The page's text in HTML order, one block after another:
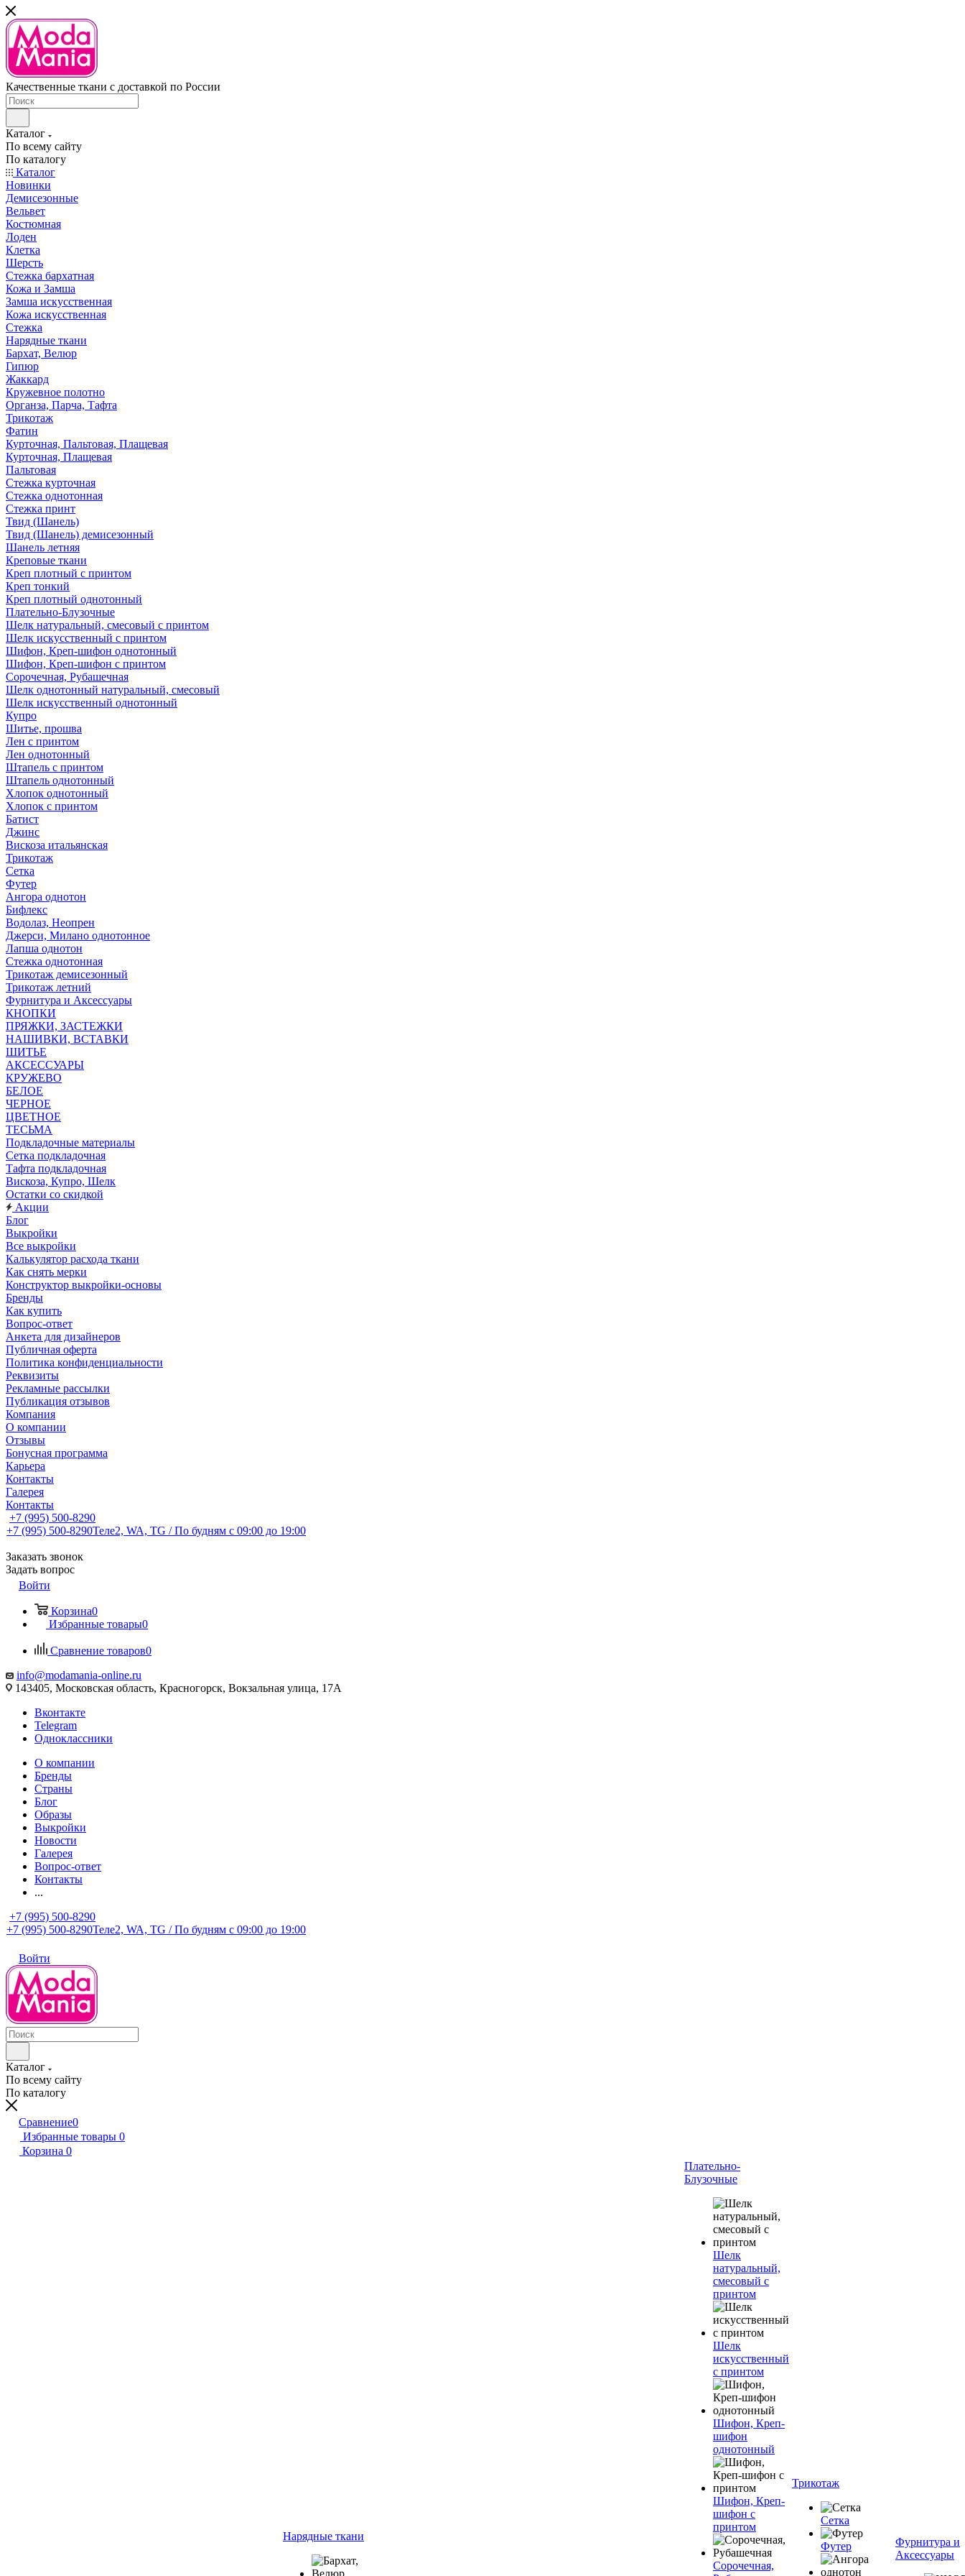
Качественные ткани с доставкой по России
Каталог
По всему сайту
По каталогу
Каталог
Новинки
Демисезонные
Вельвет
Костюмная
Лоден
Клетка
Шерсть
Стежка бархатная
Кожа и Замша
Замша искусственная
Кожа искусственная
Стежка
Нарядные ткани
Бархат, Велюр
Гипюр
Жаккард
Кружевное полотно
Органза, Парча, Тафта
Трикотаж
Фатин
Курточная, Пальтовая, Плащевая
Курточная, Плащевая
Пальтовая
Стежка курточная
Стежка однотонная
Стежка принт
Твид (Шанель)
Твид (Шанель) демисезонный
Шанель летняя
Креповые ткани
Креп плотный с принтом
Креп тонкий
Креп плотный однотонный
Плательно-Блузочные
Шелк натуральный, смесовый с принтом
Шелк искусственный с принтом
Шифон, Креп-шифон однотонный
Шифон, Креп-шифон с принтом
Сорочечная, Рубашечная
Шелк однотонный натуральный, смесовый
Шелк искусственный однотонный
Купро
Шитье, прошва
Лен с принтом
Лен однотонный
Штапель с принтом
Штапель однотонный
Хлопок однотонный
Хлопок с принтом
Батист
Джинс
Вискоза итальянская
Трикотаж
Сетка
Футер
Ангора однотон
Бифлекс
Водолаз, Неопрен
Джерси, Милано однотонное
Лапша однотон
Стежка однотонная
Трикотаж демисезонный
Трикотаж летний
Фурнитура и Аксессуары
КНОПКИ
ПРЯЖКИ, ЗАСТЕЖКИ
НАШИВКИ, ВСТАВКИ
ШИТЬЕ
АКСЕССУАРЫ
КРУЖЕВО
БЕЛОЕ
ЧЕРНОЕ
ЦВЕТНОЕ
ТЕСЬМА
Подкладочные материалы
Сетка подкладочная
Тафта подкладочная
Вискоза, Купро, Шелк
Остатки со скидкой
Акции
Блог
Выкройки
Все выкройки
Калькулятор расхода ткани
Как снять мерки
Конструктор выкройки-основы
Бренды
Как купить
Вопрос-ответ
Анкета для дизайнеров
Публичная оферта
Политика конфиденциальности
Реквизиты
Рекламные рассылки
Публикация отзывов
Компания
О компании
Отзывы
Бонусная программа
Карьера
Контакты
Галерея
Контакты
+7 (995) 500-8290
+7 (995) 500-8290Теле2, WA, TG / По будням c 09:00 до 19:00
Заказать звонок
Задать вопрос
Войти
Корзина0
Избранные товары0
Сравнение товаров0
info@modamania-online.ru
143405, Московская область, Красногорск, Вокзальная улица, 17А
Вконтакте
Telegram
Одноклассники
О компании
Бренды
Страны
Блог
Образы
Выкройки
Новости
Галерея
Вопрос-ответ
Контакты
...
+7 (995) 500-8290
+7 (995) 500-8290Теле2, WA, TG / По будням c 09:00 до 19:00
Войти
Каталог
По всему сайту
По каталогу
Сравнение0
Избранные товары 0
Корзина 0
Нарядные ткани
Плательно-
Блузочные
Шелк
натуральный,
смесовый с
принтом
Шелк
искусственный
с принтом
Шифон, Креп-
шифон
однотонный
Шифон, Креп-
шифон с
принтом
Сорочечная,
Трикотаж
Сетка
Футер
Фурнитура и
Аксессуары